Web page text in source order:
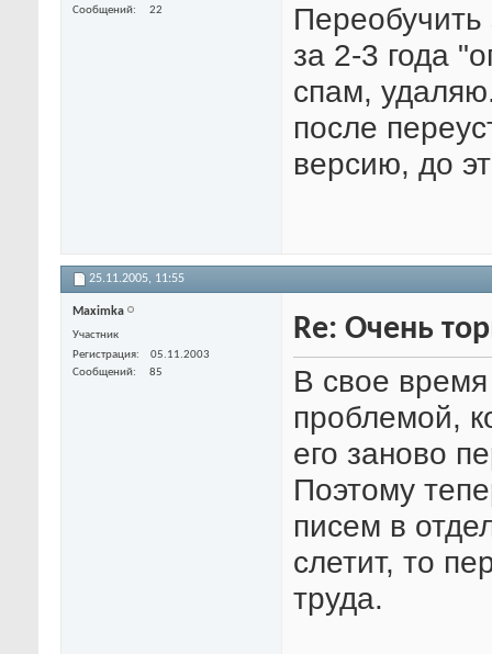
Сообщений
22
Переобучить
за 2-3 года
спам,
после
версию, до
25.11.2005, 11:55
Maximka
Участник
Регистрация
05.11.2003
Сообщений
85
Re: Очень
В свое время
проблемой,
его заново
Поэтому
писем в
слетит, то
труда.